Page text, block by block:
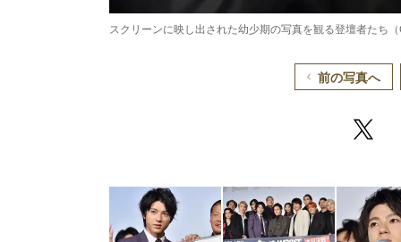
スクリーンに映し出された幼少期の写真を観る登壇者たち
前の写真へ